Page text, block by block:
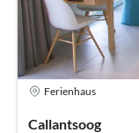
Ferienhaus
Callantsoog